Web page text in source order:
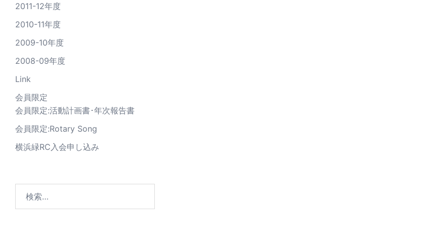
2011-12年度
2010-11年度
2009-10年度
2008-09年度
Link
会員限定
会員限定:活動計画書･年次報告書
会員限定:Rotary Song
横浜緑RC入会申し込み